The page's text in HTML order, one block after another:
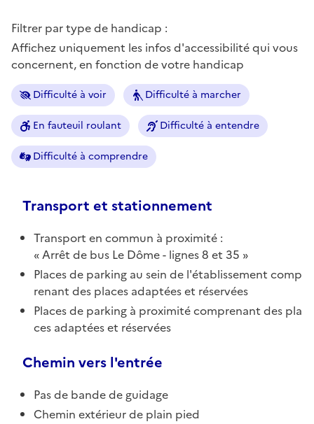
Filtrer par type de handicap :
Affichez uniquement les infos d'accessibilité qui vous
concernent, en fonction de votre handicap
Difficulté à voir Difficulté à marcher
En fauteuil roulant Difficulté à entendre
Difficulté à comprendre
Transport et stationnement
Transport en commun à proximité :
Arrêt de bus Le Dôme - lignes 8 et 35
Places de parking au sein de l'établissement comp
renant des places adaptées et réservées
Places de parking à proximité comprenant des pla
ces adaptées et réservées
Chemin vers l'entrée
Pas de bande de guidage
Chemin extérieur de plain pied